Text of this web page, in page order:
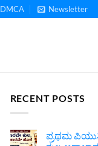
DMCA Newsletter
RECENT POSTS
ಪ್ರಥಮ